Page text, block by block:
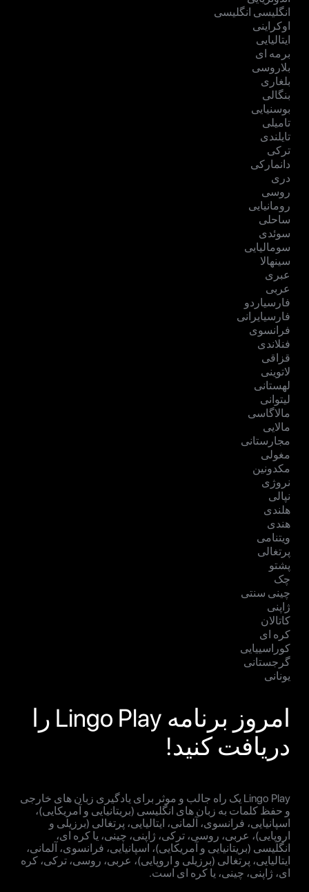
انگلیسی انگلیسی
اوکراینی
ایتالیایی
برمه ای
بلاروسی
بلغاری
بنگالی
بوسنیایی
تامیلی
تایلندی
ترکی
دانمارکی
دری
روسی
رومانیایی
ساحلی
سوئدی
سومالیایی
سینهالا
عبری
عربی
فارسیاردو
فارسیایرانی
فرانسوی
فنلاندی
قزاقی
لاتوینی
لهستانی
لیتوانی
مالاگاسی
مالایی
مجارستانی
مغولی
مکدونین
نروژی
نپالی
هلندی
هندی
ویتنامی
پرتغالی
پشتو
چک
چینی سنتی
ژاپنی
کاتالان
کره ای
کوراسییایی
گرجستانی
یونانی
امروز برنامه Lingo Play را
دریافت کنید!
Lingo Play یک راه جالب و موثر برای یادگیری زبان های خارجی
و حفظ کلمات به زبان های انگلیسی (بریتانیایی و آمریکایی)،
اسپانیایی، فرانسوی، آلمانی، ایتالیایی، پرتغالی (برزیلی و
اروپایی)، عربی، روسی، ترکی، ژاپنی، چینی، یا کره ای،
انگلیسی (بریتانیایی و آمریکایی)، اسپانیایی، فرانسوی، آلمانی،
ایتالیایی، پرتغالی (برزیلی و اروپایی)، عربی، روسی، ترکی، کره
ای، ژاپنی، چینی، یا کره ای است.